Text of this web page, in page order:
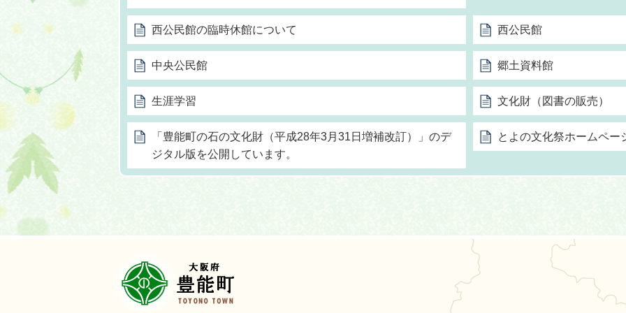
西公民館の臨時休館について 西公民館
中央公民館 郷土資料館
生涯学習 文化財（図書の販売）
「豊能町の石の文化財（平成28年3月31日増補改訂）」のデ
ジタル版を公開しています。
とよの文化祭ホームペー